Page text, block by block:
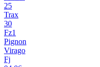
25
Trax
30
Fz1
Pignon
Virago
Fj